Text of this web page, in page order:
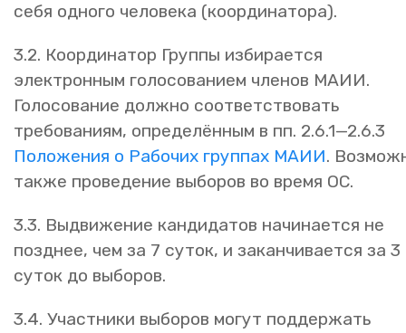
себя одного человека (координатора).
3.2. Координатор Группы избирается
электронным голосованием членов МАИИ.
Голосование должно соответствовать
требованиям, определённым в пп. 2.6.1—2.6.3
Положения о Рабочих группах МАИИ.
также проведение выборов во время ОС.
3.3. Выдвижение кандидатов начинается не
позднее, чем за 7 суток, и заканчивается за 3
суток до выборов.
3.4. Участники выборов могут поддержать